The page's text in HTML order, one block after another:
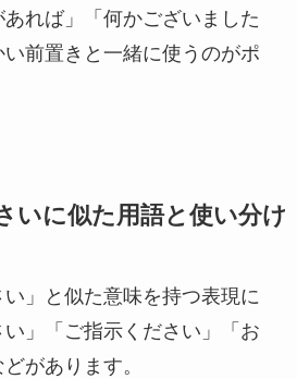
れば」「何かございました
前置きと一緒に使うのがポ
いに似た用語と使い分け
い」と似た意味を持つ表現に
」「ご指示ください」「お
があります。